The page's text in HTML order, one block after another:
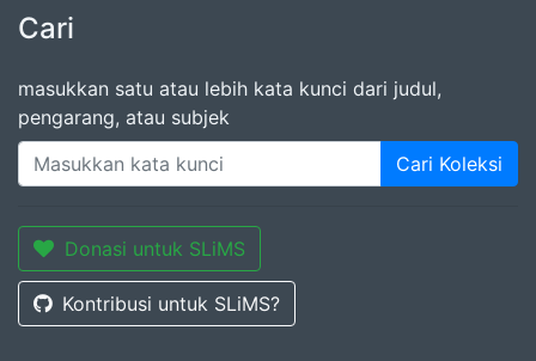
Cari
masukkan satu atau lebih kata kunci dari judul,
pengarang, atau subjek
Cari Koleksi
Donasi untuk SLiMS
Kontribusi untuk SLiMS?